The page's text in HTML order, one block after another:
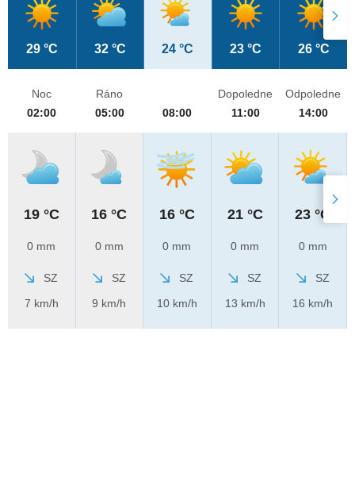
29 °C 32 °C 24 °C 23 °C 26 °C
Noc
02:00
19 °C
0 mm
SZ
7 km/h
Ráno
05:00
16 °C
0 mm
SZ
9 km/h
08:00
16 °C
0 mm
SZ
10 km/h
Dopoledne
11:00
21 °C
0 mm
SZ
13 km/h
Odpoledne
14:00
23 °C
0 mm
SZ
16 km/h